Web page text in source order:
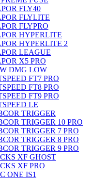
FLY40
FLYLITE
FLYPRO
HYPERLITE
HYPERLITE 2
LEAGUE
X5 PRO
DMG LOW
FT7 PRO
FT8 PRO
FT9 PRO
LE
TRIGGER
TRIGGER 10 PRO
TRIGGER 7 PRO
TRIGGER 8 PRO
TRIGGER 9 PRO
XF GHOST
XF PRO
ONE IS1